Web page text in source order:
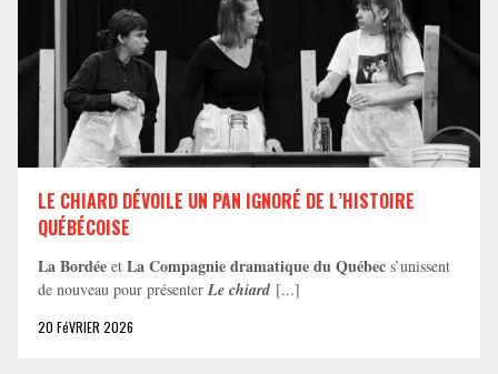
LE CHIARD DÉVOILE UN PAN IGNORÉ DE L’HISTOIRE
QUÉBÉCOISE
La Bordée et La Compagnie dramatique du Québec s’unissent
de nouveau pour présenter Le chiard [...]
20 FéVRIER 2026